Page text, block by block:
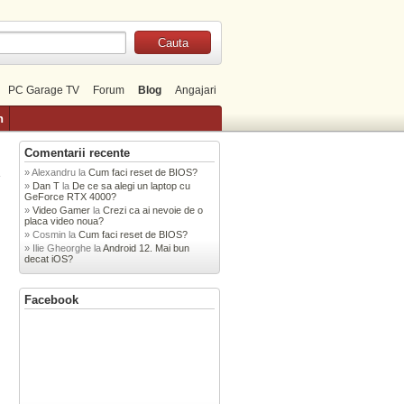
PC Garage TV Forum Blog Angajari
Comentarii recente
Alexandru la Cum faci reset de BIOS?
Dan T la De ce sa alegi un laptop cu
GeForce RTX 4000?
Video Gamer la Crezi ca ai nevoie de o
placa video noua?
Cosmin la Cum faci reset de BIOS?
Ilie Gheorghe laAndroid 12. Mai bun
decat iOS?
Facebook